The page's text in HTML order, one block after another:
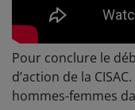
Pour conclure le
d’action de la
hommes-femmes